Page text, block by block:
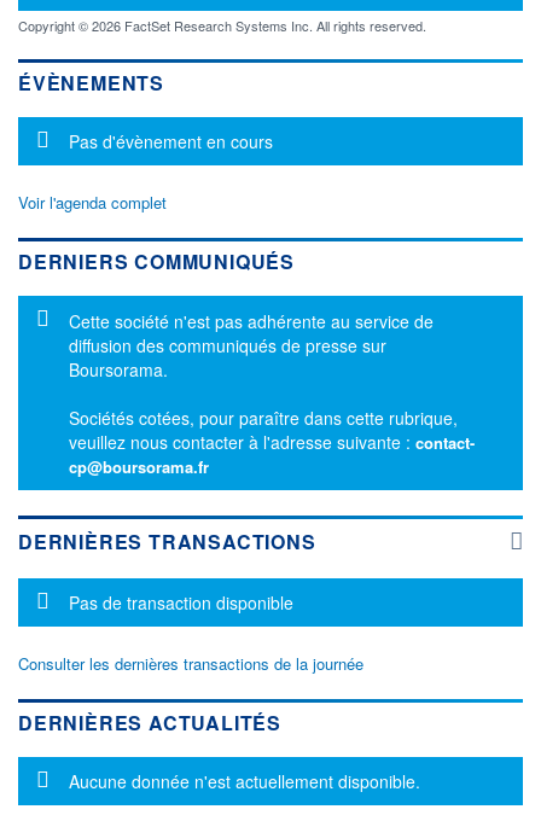
Copyright © 2026 FactSet Research Systems Inc. All rights reserved.
ÉVÈNEMENTS
Message d'information
Pas d'évènement en cours
Voir l'agenda complet
DERNIERS COMMUNIQUÉS
Message d'information
Cette société n'est pas adhérente au service de
diffusion des communiqués de presse sur
Boursorama.
Sociétés cotées, pour paraître dans cette rubrique,
veuillez nous contacter à l'adresse suivante : contact-
cp@boursorama.fr
DERNIÈRES TRANSACTIONS
Message d'information
Pas de transaction disponible
Consulter les dernières transactions de la journée
DERNIÈRES ACTUALITÉS
Message d'information
Aucune donnée n'est actuellement disponible.